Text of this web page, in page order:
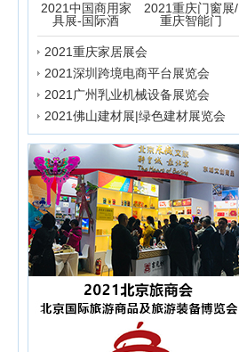
2021中国商用家
具展-国际酒
2021重庆门窗展/
重庆智能门
2021重庆家居展会
2021深圳跨境电商平台展览会
2021广州乳业机械设备展览会
2021佛山建材展|绿色建材展览会